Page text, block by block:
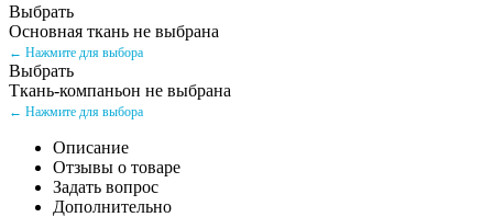
Выбрать
Основная ткань не выбрана
← Нажмите для выбора
Выбрать
Ткань-компаньон не выбрана
← Нажмите для выбора
Описание
Отзывы о товаре
Задать вопрос
Дополнительно